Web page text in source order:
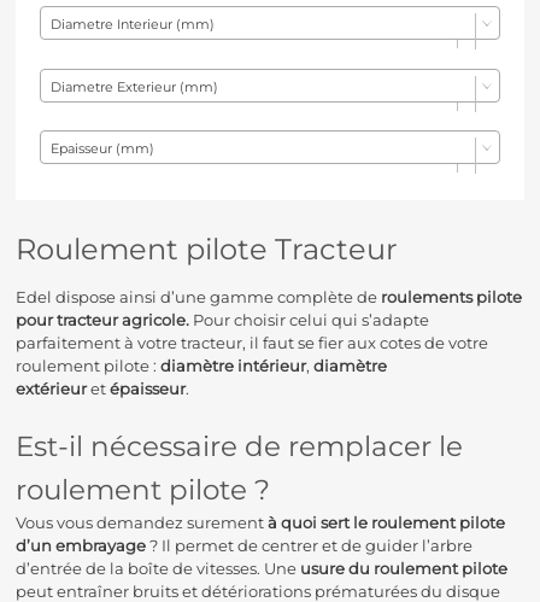
Roulement pilote Tracteur
Edel dispose ainsi d’une gamme complète de roulements pilote
pour tracteur agricole. Pour choisir celui qui s’adapte
parfaitement à votre tracteur, il faut se fier aux cotes de votre
roulement pilote : diamètre intérieur, diamètre
extérieuretépaisseur.
Est-il nécessaire de remplacer le
roulement pilote ?
Vous vous demandez surementà quoi sert le roulement pilote
d’un embrayage? Il permet de centrer et de guider l’arbre
d’entrée de la boîte de vitesses. Une usure du roulement pilote
peut entraîner bruits et détériorations prématurées du disque
Diametre Interieur (mm)
Diametre Exterieur (mm)
Epaisseur (mm)